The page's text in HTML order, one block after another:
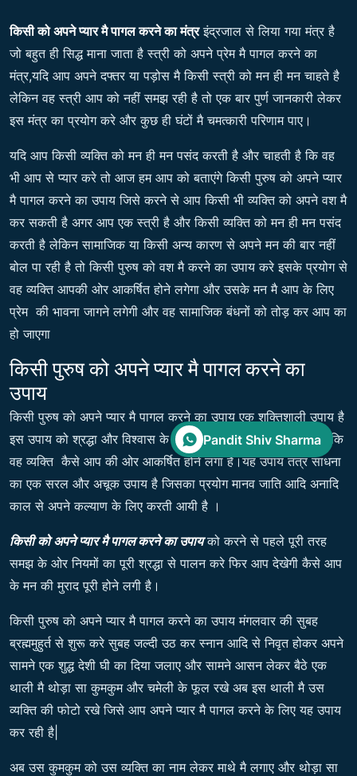
किसी को अपने प्यार मै पागल करने का मंत्रइंद्रजाल से लिया गया मंत्र है
जो बहुत ही सिद्ध माना जाता है स्त्री को अपने प्रेम मै पागल करने का
मंत्र,यदि आप अपने दफ्तर या पड़ोस मै किसी स्त्री को मन ही मन चाहते है
लेकिन वह स्त्री आप को नहीं समझ रही है तो एक बार पुर्ण जानकारी लेकर
इस मंत्र का प्रयोग करे और कुछ ही घंटों मै चमत्कारी परिणाम पाए।
यदि आप किसी व्यक्ति को मन ही मन पसंद करती है और चाहती है कि वह
भी आप से प्यार करे तो आज हम आप को बताएंगे किसी पुरुष को अपने प्यार
मै पागल करने का उपाय जिसे करने से आप किसी भी व्यक्ति को अपने वश मै
कर सकती है अगर आप एक स्त्री है और किसी व्यक्ति को मन ही मन पसंद
करती है लेकिन सामाजिक या किसी अन्य कारण से अपने मन की बार नहीं
बोल पा रही है तो किसी पुरुष को वश मै करने का उपाय करे इसके प्रयोग से
वह व्यक्ति आपकी ओर आकर्षित होने लगेगा और उसके मन मै आप के लिए
प्रेम की भावना जागने लगेगी और वह सामाजिक बंधनों को तोड़ कर आप का
हो जाएगा
किसी पुरुष को अपने प्यार मै पागल करने का
उपाय
किसी पुरुष को अपने प्यार मै पागल करने का उपाय एक शक्तिशाली उपाय है
इस उपाय को श्रद्धा और विश्वास के साथ करे इस उपाय से आप देखेगी कि
वह व्यक्ति कैसे आप की ओर आकर्षित होने लगा है।यह उपाय तंत्र साधना
का एक सरल और अचूक उपाय है जिसका प्रयोग मानव जाति आदि अनादि
काल से अपने कल्याण के लिए करती आयी है ।
किसी को अपने प्यार मै पागल करने का उपायको करने से पहले पूरी तरह
समझ के ओर नियमों का पूरी श्रद्धा से पालन करे फिर आप देखेगी कैसे आप
के मन की मुराद पूरी होने लगी है।
किसी पुरुष को अपने प्यार मै पागल करने का उपाय मंगलवार की सुबह
ब्रह्ममुहुर्त से शुरू करे सुबह जल्दी उठ कर स्नान आदि से निवृत होकर अपने
सामने एक शुद्ध देशी घी का दिया जलाए और सामने आसन लेकर बैठे एक
थाली मै थोड़ा सा कुमकुम और चमेली के फूल रखे अब इस थाली मै उस
व्यक्ति की फोटो रखे जिसे आप अपने प्यार मै पागल करने के लिए यह उपाय
कर रही है|
अब उस कुमकुम को उस व्यक्ति का नाम लेकर माथे मै लगाए और थोड़ा सा
Pandit Shiv Sharma